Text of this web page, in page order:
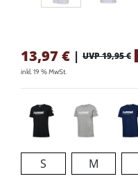
13,97 € | UVP 19,95 €
inkl. 19 % MwSt.
S M